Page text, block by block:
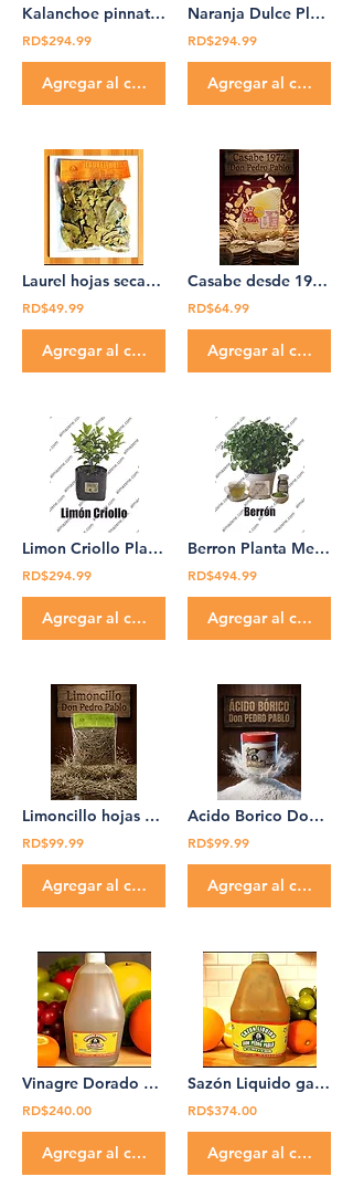
Kalanchoe pinnata Planta Medicinal Don Pedro Pablo
RD$294.99
Agregar al carrito
Naranja Dulce Planta Medicinal Don Pedro Pablo
RD$294.99
Agregar al carrito
Laurel hojas secas Empacadas Don Pedro Pablo
RD$49.99
Agregar al carrito
Casabe desde 1972 / 100% Orgánico Don Pedro Pablo
RD$64.99
Agregar al carrito
Limon Criollo Planta Medicinal Don Pedro Pablo
RD$294.99
Agregar al carrito
Berron Planta Medicinal Don Pedro Pablo Berrón
RD$494.99
Agregar al carrito
Limoncillo hojas Don Pedro Pablo grass lemon
RD$99.99
Agregar al carrito
Acido Borico Don Pedro Pablo 12 oz Bórico Ácido
RD$99.99
Agregar al carrito
Vinagre Dorado 4 galones la Caja Don Pedro Pablo
RD$240.00
Agregar al carrito
Sazón Liquido galon sazon caja de 4 galones Don Pedro Pablo
RD$374.00
Agregar al carrito